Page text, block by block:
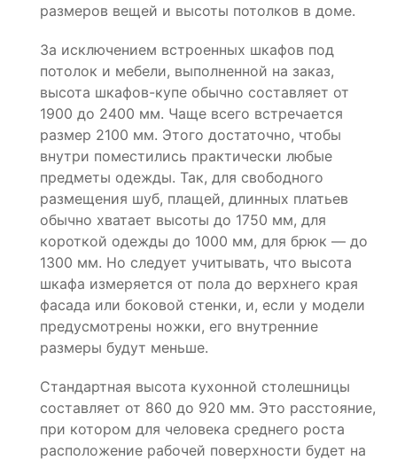
размеров вещей и высоты потолков в доме.
За исключением встроенных шкафов под
потолок и мебели, выполненной на заказ,
высота шкафов-купе обычно составляет от
1900 до 2400 мм. Чаще всего встречается
размер 2100 мм. Этого достаточно, чтобы
внутри поместились практически любые
предметы одежды. Так, для свободного
размещения шуб, плащей, длинных платьев
обычно хватает высоты до 1750 мм, для
короткой одежды до 1000 мм, для брюк — до
1300 мм. Но следует учитывать, что высота
шкафа измеряется от пола до верхнего края
фасада или боковой стенки, и, если у модели
предусмотрены ножки, его внутренние
размеры будут меньше.
Стандартная высота кухонной столешницы
составляет от 860 до 920 мм. Это расстояние,
при котором для человека среднего роста
расположение рабочей поверхности будет на